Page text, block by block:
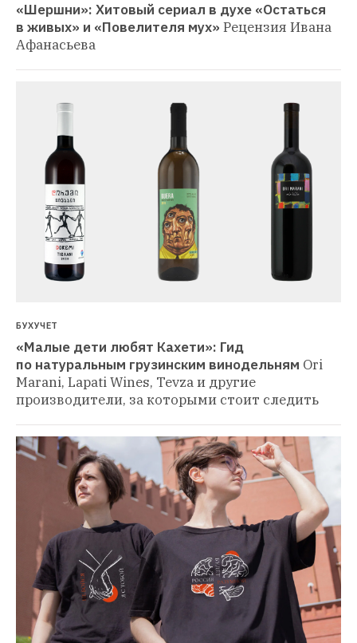
«Шершни»: Хитовый сериал в духе «Остаться
в живых» и «Повелителя мух» Рецензия Ивана
Афанасьева
БУХУЧЕТ
«Малые дети любят Кахети»: Гид
по натуральным грузинским винодельням Ori
Marani, Lapati Wines, Tevza и другие
производители, за которыми стоит следить